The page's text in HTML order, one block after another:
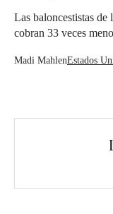
Las baloncestistas
cobran 33 veces
Madi MahlenEstados